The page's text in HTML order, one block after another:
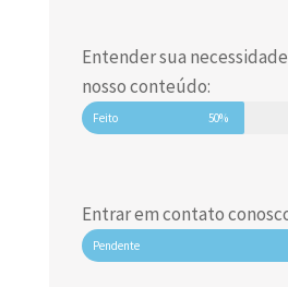
Entender sua
nosso conteúdo:
Feito 50%
Entrar em contato
Pendente